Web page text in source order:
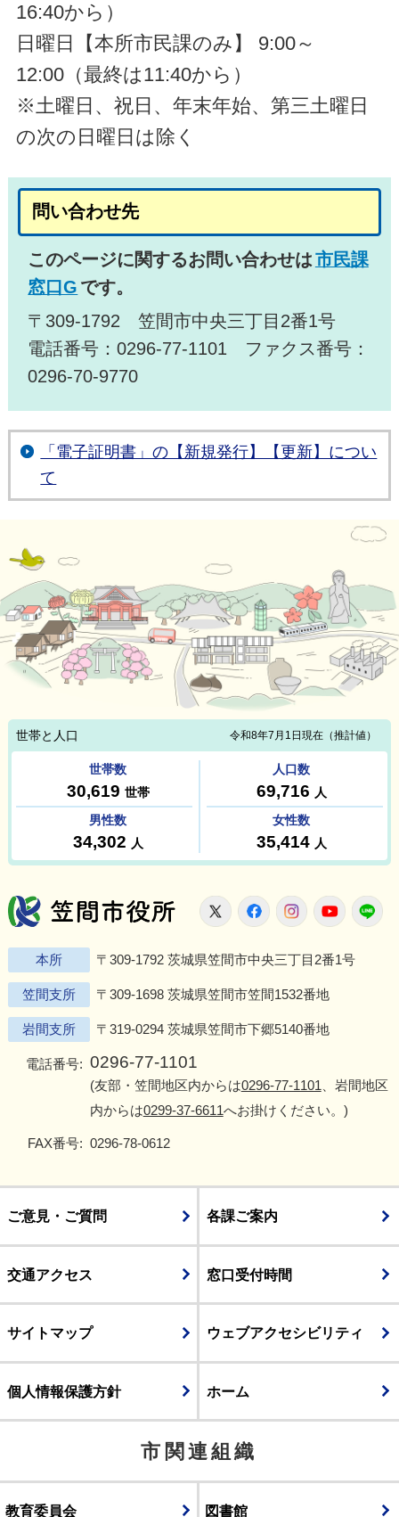
16:40から）
日曜日【本所市民課のみ】 9:00～
12:00（最終は11:40から）
※土曜日、祝日、年末年始、第三土曜日
の次の日曜日は除く
問い合わせ先
このページに関するお問い合わせは市民課
窓口G です。
〒309-1792 笠間市中央三丁目2番1号
電話番号：0296-77-1101 ファクス番号：
0296-70-9770
「電子証明書」の【新規発行】【更新】につい
て
笠間市役所
X FacebookInstagram
本所 〒309-1792 茨城県笠間市中央三丁目2番1号
笠間支所 〒309-1698 茨城県笠間市笠間1532番地
岩間支所 〒319-0294 茨城県笠間市下郷5140番地
電話番号: 0296-77-1101
(友部・笠間地区内からは0296-77-1101、岩間地区
内からは0299-37-6611へお掛けください。)
FAX番号: 0296-78-0612
ご意見・ご質問 各課ご案内
交通アクセス 窓口受付時間
サイトマップ ウェブアクセシビリティ
個人情報保護方針 ホーム
市関連組織
教育委員会 図書館